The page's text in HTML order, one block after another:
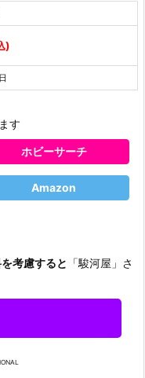
)
す
ホビーサーチ
Amazon
考慮すると 「駿河屋」さ